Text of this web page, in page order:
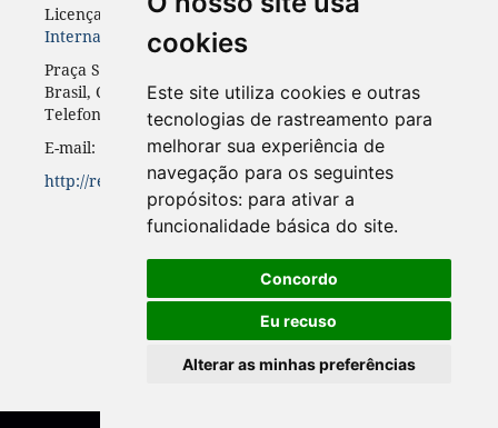
cookies
Este site utiliza cookies e outras
tecnologias de rastreamento para
melhorar sua experiência de
navegação para os seguintes
propósitos: para ativar a
funcionalidade básica do site.
Concordo
Eu recuso
Alterar as minhas preferências
Licença
Creative Commons - Atribuição 4.0
Internacional
.
Praça Santos Andrade, n. 50, 3º andar, Curitiba-PR,
Brasil, CEP 80.020-300
Telefone: +55 41 3352-0716
E-mail: rinc.ufpr@gmail.com
http://revistas.ufpr.br/rinc